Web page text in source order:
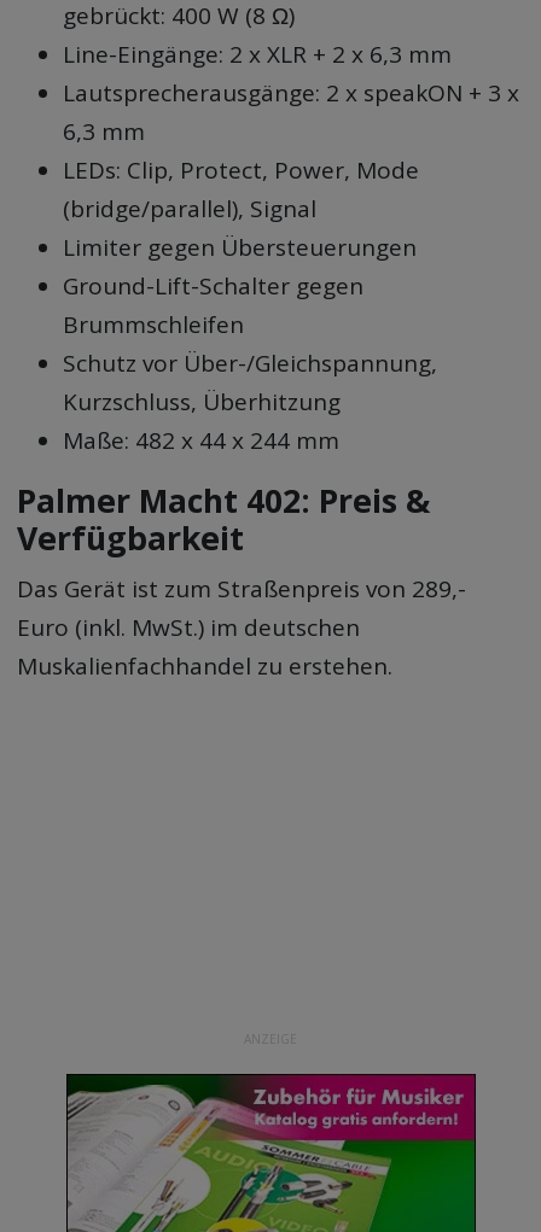
gebrückt: 400 W (8 Ω)
Line-Eingänge: 2 x XLR + 2 x 6,3 mm
Lautsprecherausgänge: 2 x speakON + 3 x
6,3 mm
LEDs: Clip, Protect, Power, Mode
(bridge/parallel), Signal
Limiter gegen Übersteuerungen
Ground-Lift-Schalter gegen
Brummschleifen
Schutz vor Über-/Gleichspannung,
Kurzschluss, Überhitzung
Maße: 482 x 44 x 244 mm
Palmer Macht 402: Preis &
Verfügbarkeit
Das Gerät ist zum Straßenpreis von 289,-
Euro (inkl. MwSt.) im deutschen
Muskalienfachhandel zu erstehen.
ANZEIGE